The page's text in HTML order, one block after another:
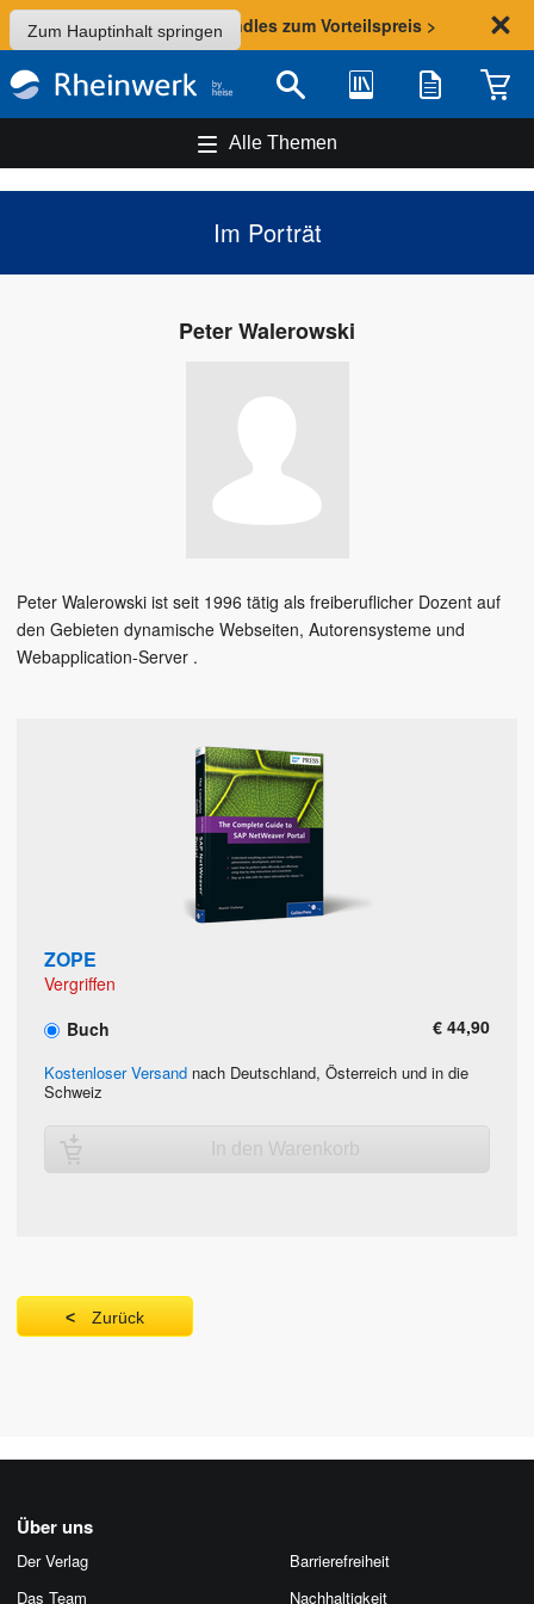
Zum Hauptinhalt springen
Sommer-Aktion: Bundles zum Vorteilspreis >
Suche Bibliothek Merkliste
Alle Themen
Im Porträt
Peter Walerowski
Peter Walerowski ist seit 1996 tätig als freiberuflicher Dozent auf
den Gebieten dynamische Webseiten, Autorensysteme und
Webapplication-Server .
ZOPE
Vergriffen
Buch
€ 44,90
Kostenloser Versand nach Deutschland, Österreich und in die
Schweiz
In den Warenkorb
Zurück
Über uns
Der Verlag
Das Team
Barrierefreiheit
Nachhaltigkeit